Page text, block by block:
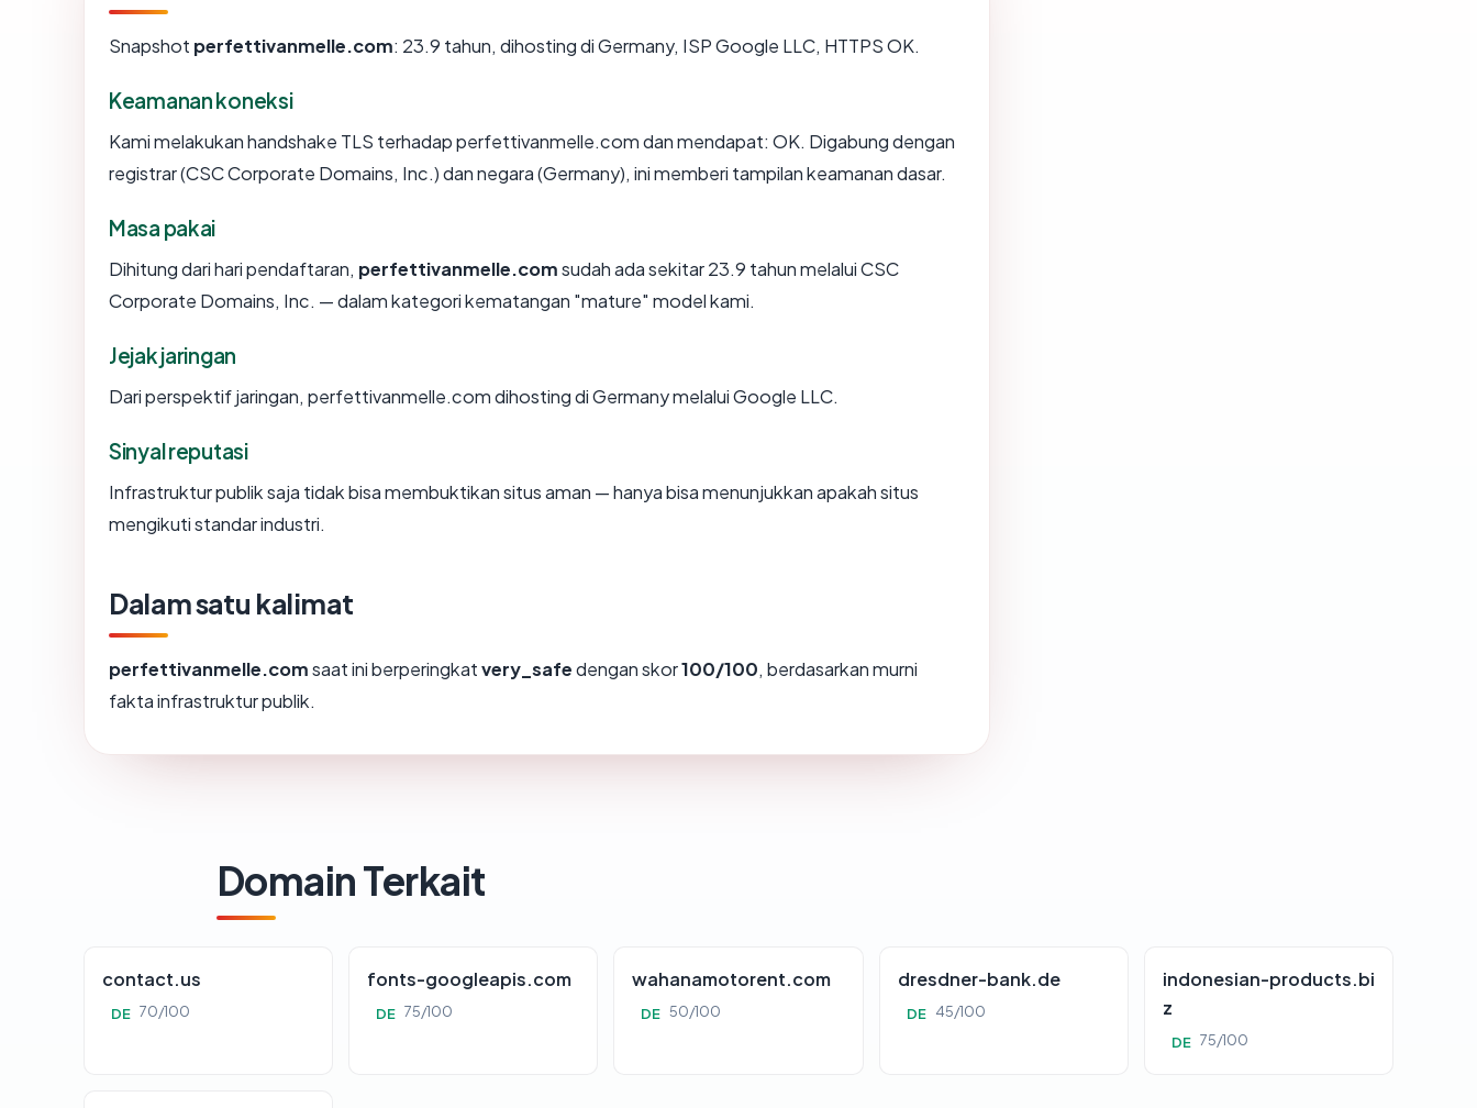
Snapshot perfettivanmelle.com: 23.9 tahun, dihosting di Germany, ISP Google LLC, HTTPS OK.
Keamanan koneksi
Kami melakukan handshake TLS terhadap perfettivanmelle.com dan mendapat: OK. Digabung dengan
registrar (CSC Corporate Domains, Inc.) dan negara (Germany), ini memberi tampilan keamanan dasar.
Masa pakai
Dihitung dari hari pendaftaran, perfettivanmelle.comsudah ada sekitar 23.9 tahun melalui CSC
Corporate Domains, Inc. — dalam kategori kematangan "mature" model kami.
Jejak jaringan
Dari perspektif jaringan, perfettivanmelle.com dihosting di Germany melalui Google LLC.
Sinyal reputasi
Infrastruktur publik saja tidak bisa membuktikan situs aman — hanya bisa menunjukkan apakah situs
mengikuti standar industri.
Dalam satu kalimat
perfettivanmelle.comsaat ini berperingkatvery_safedengan skor100/100, berdasarkan murni
fakta infrastruktur publik.
Domain Terkait
contact.us
DE 70/100
fonts-googleapis.com
DE 75/100
wahanamotorent.com
DE 50/100
dresdner-bank.de
DE 45/100
indonesian-products.bi
z
DE 75/100